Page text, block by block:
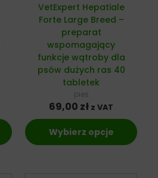
VetExpert Hepatiale
Forte Large Breed –
preparat
wspomagający
funkcje wątroby dla
psów dużych ras 40
tabletek
pies
69,00 zł z VAT
Wybierz opcje